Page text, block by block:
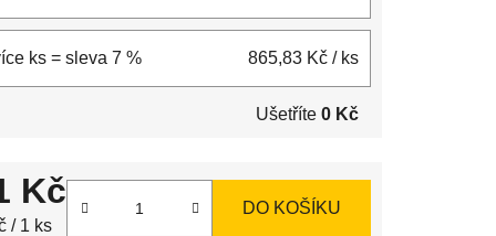
ks = sleva 7 % 865,83 Kč / ks
Ušetříte 0 Kč
Kč
cena:
/ 1 ks
DO KOŠÍKU